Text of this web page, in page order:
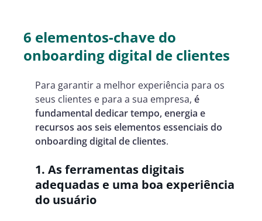
6 elementos-chave do
onboarding digital de clientes
Para garantir a melhor experiência para os
seus clientes e para a sua empresa, é
fundamental dedicar tempo, energia e
recursos aos seis elementos essenciais do
onboarding digitalde clientes.
1. As ferramentas digitais
adequadas e uma boa experiência
do usuário